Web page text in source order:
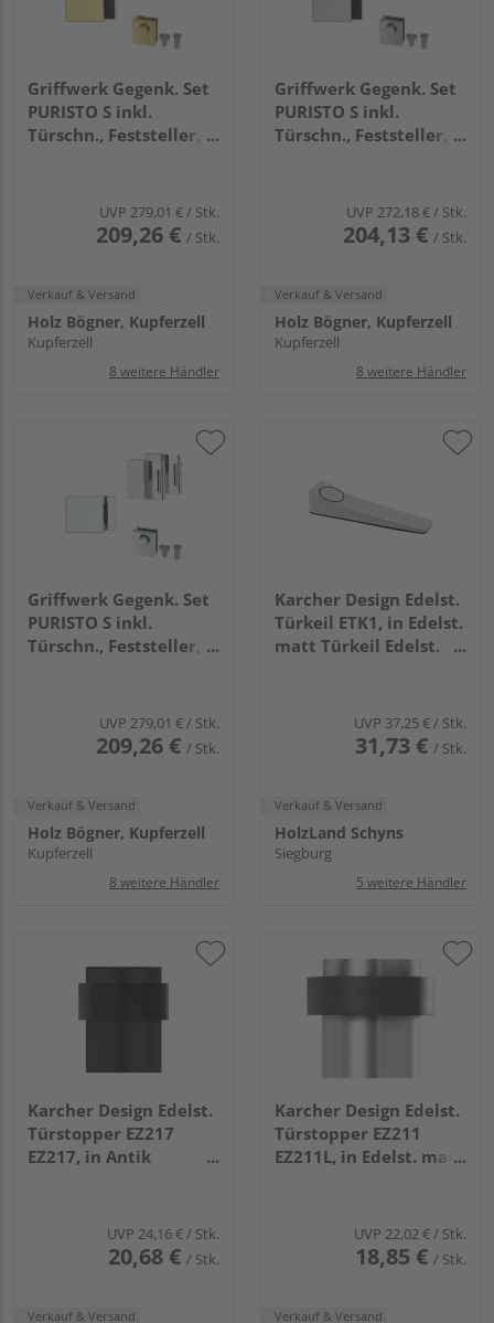
Griffwerk Gegenk. Set
PURISTO S inkl.
Türschn., Feststeller,
UVP 279,01 €/ Stk.
209,26 € / Stk.
Verkauf & Versand
Holz Bögner, Kupferzell
Kupferzell
8 weitere Händler
Griffwerk Gegenk. Set
PURISTO S inkl.
Türschn., Feststeller,
UVP 272,18 €/ Stk.
204,13 € / Stk.
Verkauf & Versand
Holz Bögner, Kupferzell
Kupferzell
8 weitere Händler
Griffwerk Gegenk. Set
PURISTO S inkl.
Türschn., Feststeller,
UVP 279,01 €/ Stk.
209,26 € / Stk.
Verkauf & Versand
Holz Bögner, Kupferzell
Kupferzell
8 weitere Händler
Karcher Design Edelst.
Türkeil ETK1, in Edelst.
matt Türkeil Edelst.
UVP 37,25 €/ Stk.
31,73 € / Stk.
Verkauf & Versand
HolzLand Schyns
Siegburg
5 weitere Händler
Karcher Design Edelst.
Türstopper EZ217
EZ217, in Antik
Bronzeoptik
UVP 24,16 €/ Stk.
20,68 € / Stk.
Verkauf & Versand
Karcher Design Edelst.
Türstopper EZ211
EZ211L, in Edelst. matt
UVP 22,02 €/ Stk.
18,85 € / Stk.
Verkauf & Versand